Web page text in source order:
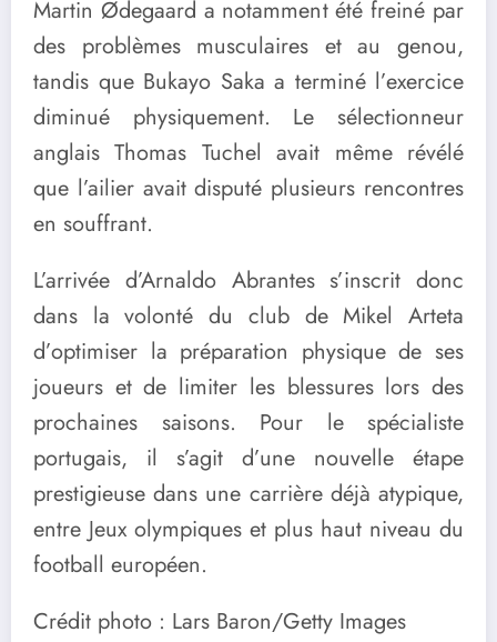
Martin Ødegaard a notamment été freiné par
des problèmes musculaires et au genou,
tandis que Bukayo Saka a terminé l’exercice
diminué physiquement. Le sélectionneur
anglais Thomas Tuchel avait même révélé
que l’ailier avait disputé plusieurs rencontres
en souffrant.
L’arrivée d’Arnaldo Abrantes s’inscrit donc
dans la volonté du club de Mikel Arteta
d’optimiser la préparation physique de ses
joueurs et de limiter les blessures lors des
prochaines saisons. Pour le spécialiste
portugais, il s’agit d’une nouvelle étape
prestigieuse dans une carrière déjà atypique,
entre Jeux olympiques et plus haut niveau du
football européen.
Crédit photo : Lars Baron/Getty Images